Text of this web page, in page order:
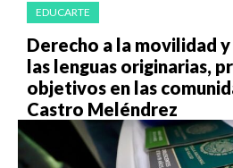
EDUCARTE
Derecho a la movilidad
las lenguas originarias,
objetivos en las
Castro Meléndrez